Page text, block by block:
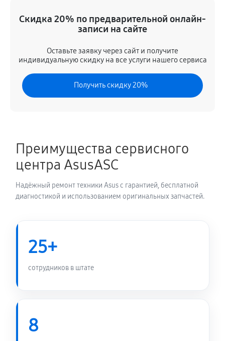
Скидка 20% по предварительной онлайн-
записи на сайте
Оставьте заявку через сайт и получите
индивидуальную скидку на все услуги нашего сервиса
Получить скидку 20%
Преимущества сервисного
центра AsusASC
Надёжный ремонт техники Asus с гарантией, бесплатной
диагностикой и использованием оригинальных запчастей.
25+
сотрудников в штате
8